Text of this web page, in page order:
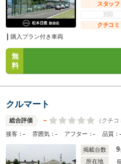
スタッフ
買取
クチコミ
購入プラン付き車両
無
料
クルマート
総合評価 - （クチコ
接客：- 雰囲気：- アフター：- 品質：-
掲載台数 9
所在地